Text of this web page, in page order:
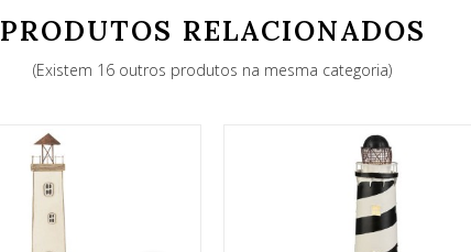
PRODUTOS RELACIONADOS
(Existem 16 outros produtos na mesma categoria)